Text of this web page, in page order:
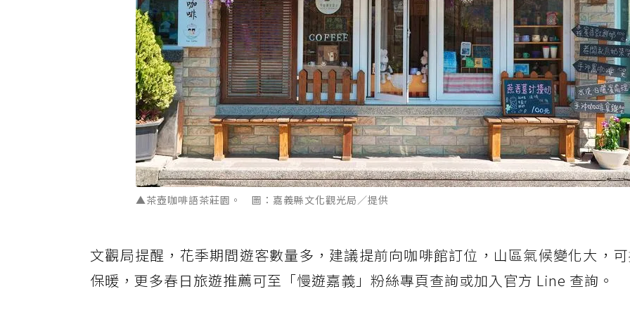
▲茶壺咖啡語茶莊園。 圖：嘉義縣文化觀光局／提供
文觀局提醒，花季期間遊客數量多，建議提前向咖啡館訂位，山區氣候變化大，
保暖，更多春日旅遊推薦可至「慢遊嘉義」粉絲專頁查詢或加入官方 Line 查詢。